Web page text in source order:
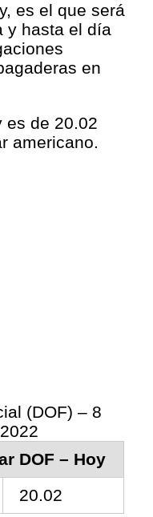
es el que será
y hasta el día
en
es de 20.02
americano.
(DOF) – 8
DOF – Hoy
20.02